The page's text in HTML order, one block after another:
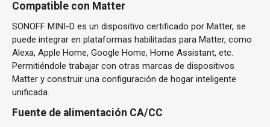
Compatible con Matter
SONOFF MINI-D es un dispositivo certificado por Matter, se
puede integrar en plataformas habilitadas para Matter, como
Alexa, Apple Home, Google Home, Home Assistant, etc.
Permitiéndole trabajar con otras marcas de dispositivos
Matter y construir una configuración de hogar inteligente
unificada.
Fuente de alimentación CA/CC